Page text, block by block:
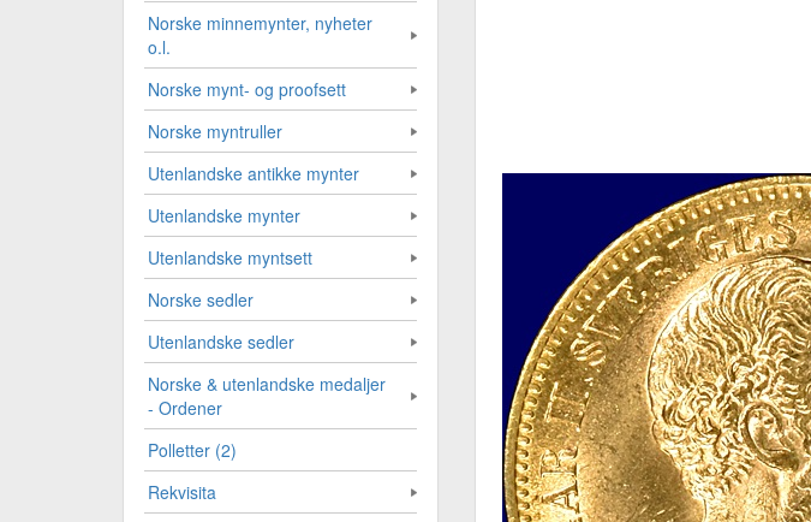
Norske minnemynter, nyheter
o.l.
Norske mynt- og proofsett
Norske myntruller
Utenlandske antikke mynter
Utenlandske mynter
Utenlandske myntsett
Norske sedler
Utenlandske sedler
Norske & utenlandske medaljer
- Ordener
Polletter (2)
Rekvisita